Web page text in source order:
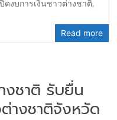
ดงบการเงินชาวต่างชาติ,
Read more
งชาติ รับยื่น
างชาติจังหวัด